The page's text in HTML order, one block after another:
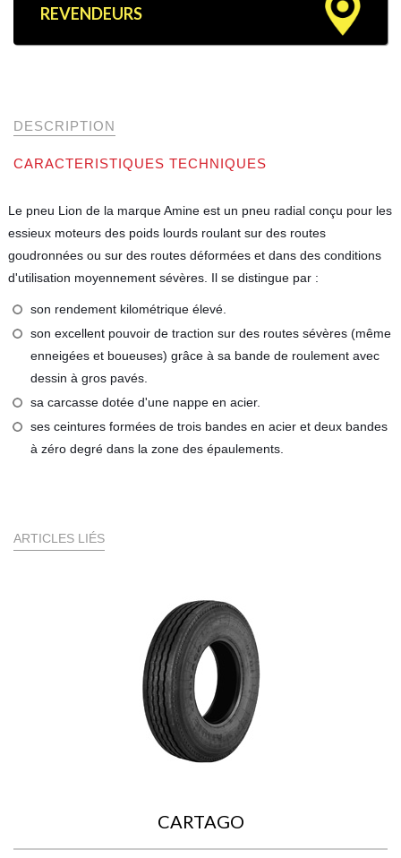
REVENDEURS
DESCRIPTION
CARACTERISTIQUES TECHNIQUES
Le pneu Lion de la marque Amine est un pneu radial conçu pour les
essieux moteurs des poids lourds roulant sur des routes
goudronnées ou sur des routes déformées et dans des conditions
d'utilisation moyennement sévères. Il se distingue par :
son rendement kilométrique élevé.
son excellent pouvoir de traction sur des routes sévères (même
enneigées et boueuses) grâce à sa bande de roulement avec
dessin à gros pavés.
sa carcasse dotée d'une nappe en acier.
ses ceintures formées de trois bandes en acier et deux bandes
à zéro degré dans la zone des épaulements.
ARTICLES LIÉS
CARTAGO